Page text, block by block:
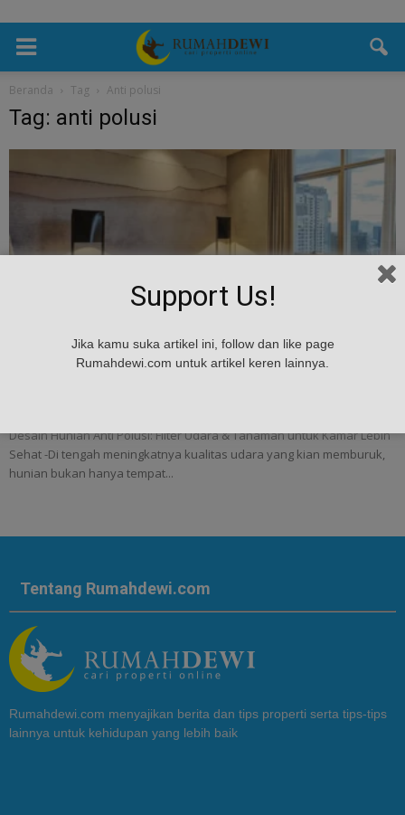
Beranda Tag Anti polusi
Tag: anti polusi
Desain Hunian Anti Polusi: Filter Udara &
Desain Hunian Anti Polusi: Filter Udara & Tanaman untuk Kamar Lebih
Sehat -Di tengah meningkatnya kualitas udara yang kian memburuk,
hunian bukan hanya tempat...
Tentang Rumahdewi.com
Rumahdewi.com menyajikan berita dan tips properti serta tips-tips
lainnya untuk kehidupan yang lebih baik
Support Us!
Jika kamu suka artikel ini, follow dan like page
Rumahdewi.com untuk artikel keren lainnya.